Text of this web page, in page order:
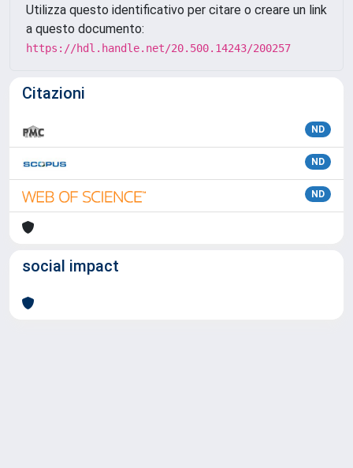
Utilizza questo identificativo per citare o creare un link
a questo documento:
https://hdl.handle.net/20.500.14243/200257
Citazioni
ND
ND
ND
social impact